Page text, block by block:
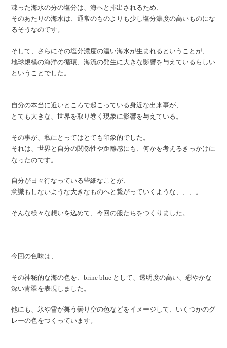
凍った海水の分の塩分は、海へと排出されるため、
そのあたりの海水は、通常のものよりも少し塩分濃度の高いものにな
るそうなのです。
そして、さらにその塩分濃度の濃い海水が生まれるということが、
地球規模の海洋の循環、海流の発生に大きな影響を与えているらしい
ということでした。
自分の本当に近いところで起こっている身近な出来事が、
とても大きな、世界を取り巻く現象に影響を与えている。
その事が、私にとってはとても印象的でした。
それは、世界と自分の関係性や距離感にも、何かを考えるきっかけに
なったのです。
自分が日々行なっている些細なことが、
意識もしないような大きなものへと繋がっていくような、、、。
そんな様々な想いを込めて、今回の服たちをつくりました。
今回の色味は、
その神秘的な海の色を、brine blue として、透明度の高い、彩やかな
深い青翠を表現しました。
他にも、氷や雪が舞う曇り空の色などをイメージして、いくつかのグ
レーの色をつくっています。